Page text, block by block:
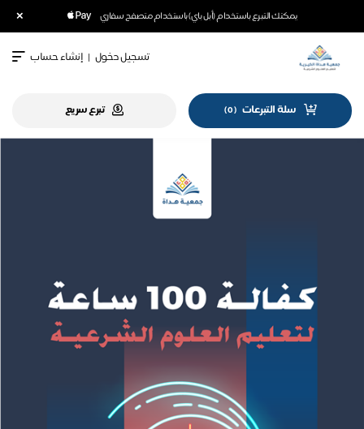
يمكنك التبرع باستخدام (أبل باي) باستخدام متصفح سفاري ×
تسجيل دخول | إنشاء حساب
سلة التبرعات (
0
) تبرع سريع